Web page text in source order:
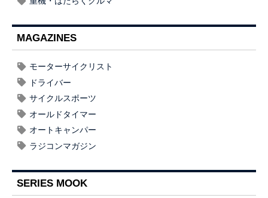
MAGAZINES
モーターサイクリスト
ドライバー
サイクルスポーツ
オールドタイマー
オートキャンパー
ラジコンマガジン
SERIES MOOK